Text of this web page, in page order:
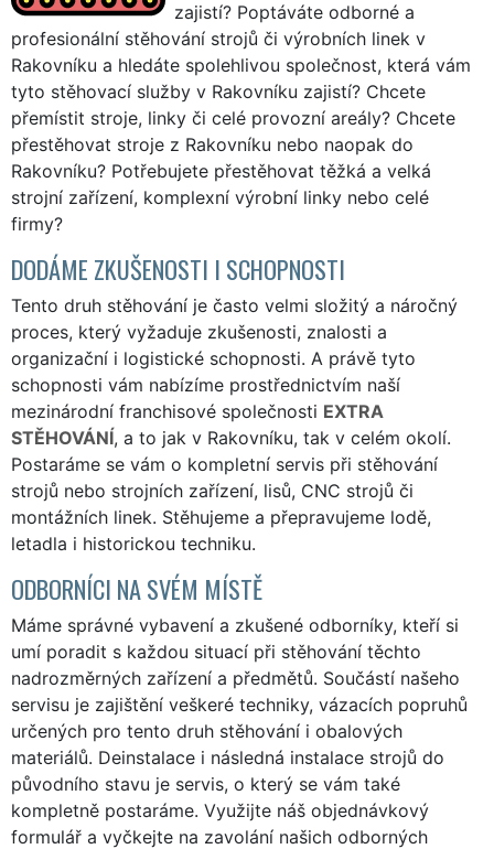
zajistí? Poptáváte odborné a
profesionální stěhování strojů či výrobních linek v
Rakovníku a hledáte spolehlivou společnost, která vám
tyto stěhovací služby v Rakovníku zajistí? Chcete
přemístit stroje, linky či celé provozní areály? Chcete
přestěhovat stroje z Rakovníku nebo naopak do
Rakovníku? Potřebujete přestěhovat těžká a velká
strojní zařízení, komplexní výrobní linky nebo celé
firmy?
DODÁME ZKUŠENOSTI I SCHOPNOSTI
Tento druh stěhování je často velmi složitý a náročný
proces, který vyžaduje zkušenosti, znalosti a
organizační i logistické schopnosti. A právě tyto
schopnosti vám nabízíme prostřednictvím naší
mezinárodní franchisové společnosti EXTRA
STĚHOVÁNÍ, a to jak v Rakovníku, tak v celém okolí.
Postaráme se vám o kompletní servis při stěhování
strojů nebo strojních zařízení, lisů, CNC strojů či
montážních linek. Stěhujeme a přepravujeme lodě,
letadla i historickou techniku.
ODBORNÍCI NA SVÉM MÍSTĚ
Máme správné vybavení a zkušené odborníky, kteří si
umí poradit s každou situací při stěhování těchto
nadrozměrných zařízení a předmětů. Součástí našeho
servisu je zajištění veškeré techniky, vázacích popruhů
určených pro tento druh stěhování i obalových
materiálů. Deinstalace i následná instalace strojů do
původního stavu je servis, o který se vám také
kompletně postaráme. Využijte náš objednávkový
formulář a vyčkejte na zavolání našich odborných